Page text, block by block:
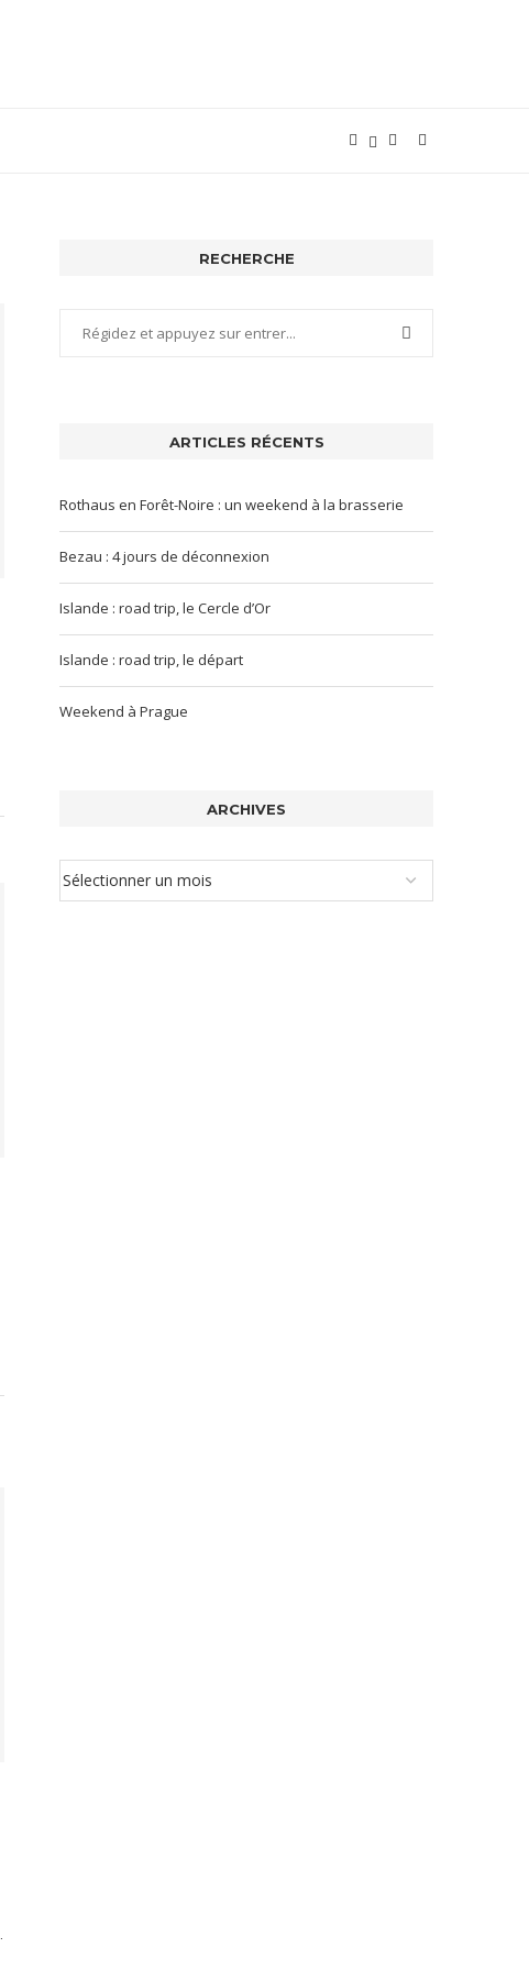
RECHERCHE
ARTICLES RÉCENTS
Rothaus en Forêt-Noire : un weekend à la brasserie
Bezau : 4 jours de déconnexion
Islande : road trip, le Cercle d’Or
Islande : road trip, le départ
Weekend à Prague
ARCHIVES